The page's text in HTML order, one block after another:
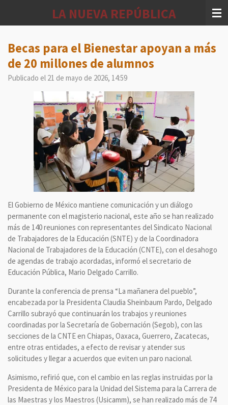
principal
LA NUEVA REPÚBLICA
Becas para el Bienestar apoyan a más
de 20 millones de alumnos
Publicado el 21 de mayo de 2026, 14:59
El Gobierno de México mantiene comunicación y un diálogo
permanente con el magisterio nacional, este año se han realizado
más de 140 reuniones con representantes del Sindicato Nacional
de Trabajadores de la Educación (SNTE) y de la Coordinadora
Nacional de Trabajadores de la Educación (CNTE), con el desahogo
de agendas de trabajo acordadas, informó el secretario de
Educación Pública, Mario Delgado Carrillo.
Durante la conferencia de prensa “La mañanera del pueblo”,
encabezada por la Presidenta Claudia Sheinbaum Pardo, Delgado
Carrillo subrayó que continuarán los trabajos y reuniones
coordinadas por la Secretaría de Gobernación (Segob), con las
secciones de la CNTE en Chiapas, Oaxaca, Guerrero, Zacatecas,
entre otras entidades, a efecto de revisar y atender sus
solicitudes y llegar a acuerdos que eviten un paro nacional.
Asimismo, refirió que, con el cambio en las reglas instruidas por la
Presidenta de México para la Unidad del Sistema para la Carrera de
las Maestras y los Maestros (Usicamm), se han realizado más de 74